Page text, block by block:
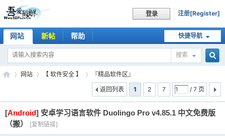
登录 注册[Register]
快捷导航
网站 新帖 帮助
搜索
索
吾 »
网站
›
【 软件安全 】
›
『精品软件区』
1
2 7 / 7 页
返回列表
[Android] 安卓学习语言软件 Duolingo Pro v4.85.1 中文免费版
（搬）
[复制链接]